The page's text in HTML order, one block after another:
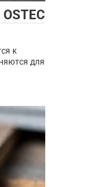
к
для